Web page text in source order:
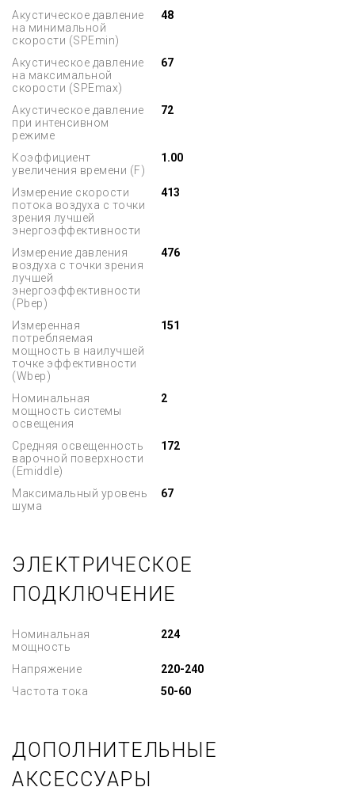
Акустическое давление
на минимальной
скорости (SPEmin)
48
Акустическое давление
на максимальной
скорости (SPEmax)
67
Акустическое давление
при интенсивном
режиме
72
Коэффициент
увеличения времени (F)
1.00
Измерение скорости
потока воздуха с точки
зрения лучшей
энергоэффективности
413
Измерение давления
воздуха с точки зрения
лучшей
энергоэффективности
(Pbep)
476
Измеренная
потребляемая
мощность в наилучшей
точке эффективности
(Wbep)
151
Номинальная
мощность системы
освещения
2
Средняя освещенность
варочной поверхности
(Emiddle)
172
Максимальный уровень
шума
67
ЭЛЕКТРИЧЕСКОЕ
ПОДКЛЮЧЕНИЕ
Номинальная
мощность
224
Напряжение
220-240
Частота тока
50-60
ДОПОЛНИТЕЛЬНЫЕ
АКСЕССУАРЫ